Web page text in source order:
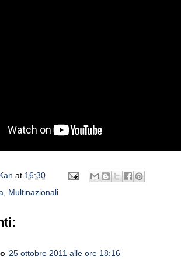
at 16:30
Multinazionali
25 ottobre 2011 alle ore 18:16